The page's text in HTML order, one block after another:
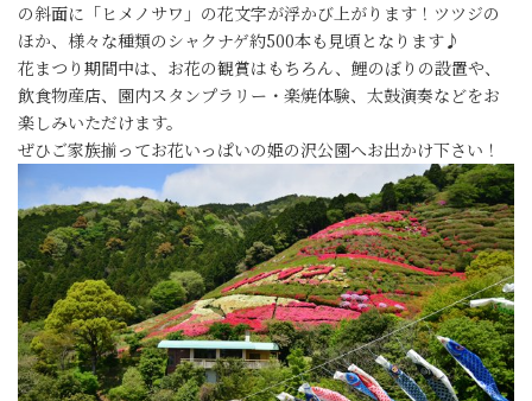
の斜面に「ヒメノサワ」の花文字が浮かび上がります！ツツジの
ほか、様々な種類のシャクナゲ約500本も見頃となります♪
花まつり期間中は、お花の観賞はもちろん、鯉のぼりの設置や、
飲食物産店、園内スタンプラリー・楽焼体験、太鼓演奏などをお
楽しみいただけます。
ぜひご家族揃ってお花いっぱいの姫の沢公園へお出かけ下さい！